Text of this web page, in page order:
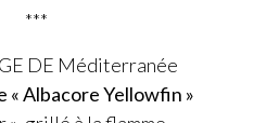
***
DE Méditerranée
« Albacore Yellowfin »